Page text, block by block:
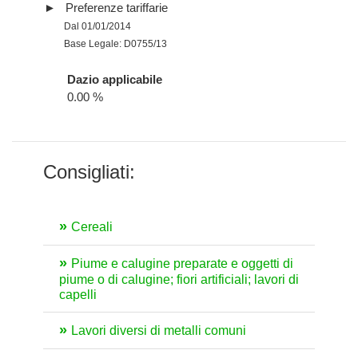
Preferenze tariffarie
Dal 01/01/2014
Base Legale: D0755/13
Dazio applicabile
0.00 %
Consigliati:
Cereali
Piume e calugine preparate e oggetti di
piume o di calugine; fiori artificiali; lavori di
capelli
Lavori diversi di metalli comuni